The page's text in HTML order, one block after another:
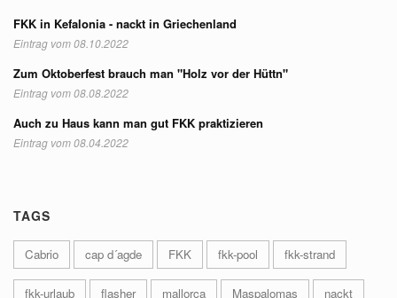
FKK in Kefalonia - nackt in Griechenland
Eintrag vom 08.10.2022
Zum Oktoberfest brauch man "Holz vor der Hüttn"
Eintrag vom 08.08.2022
Auch zu Haus kann man gut FKK praktizieren
Eintrag vom 08.04.2022
TAGS
Cabrio cap d´agde FKK fkk-pool fkk-strand
fkk-urlaub flasher mallorca Maspalomas nackt